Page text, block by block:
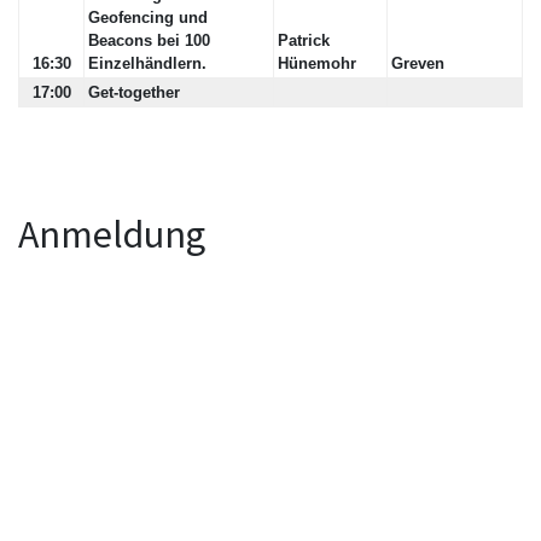
16:30
Geofencing und
Beacons bei 100
Einzelhändlern.
Patrick
Hünemohr
Greven
17:00
Get-together
Anmeldung